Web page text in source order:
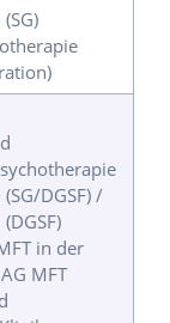
DGSF) /
in der
MFT